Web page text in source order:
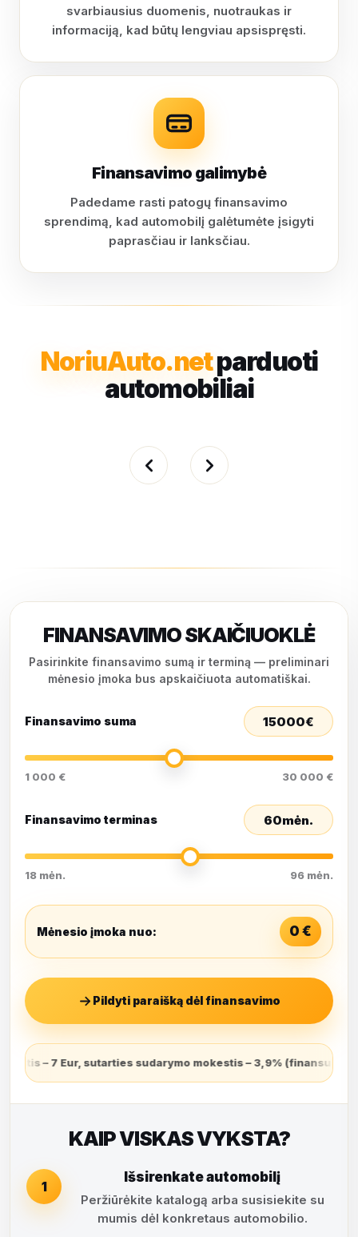
svarbiausius duomenis, nuotraukas ir
informaciją, kad būtų lengviau apsispręsti.
Finansavimo galimybė
Padedame rasti patogų finansavimo
sprendimą, kad automobilį galėtumėte įsigyti
paprasčiau ir lanksčiau.
NoriuAuto.netparduoti
automobiliai
FINANSAVIMO SKAIČIUOKLĖ
Pasirinkite finansavimo sumą ir terminą — preliminari
mėnesio įmoka bus apskaičiuota automatiškai.
Finansavimo suma 15000€
1 000 € 30 000 €
Finansavimo terminas 60mėn.
18 mėn. 96 mėn.
Mėnesio įmoka nuo: 0 €
Pildyti paraišką dėl finansavimo
mokestis – 3,9% (finansuojamas sutarties sudarymo
KAIP VISKAS VYKSTA?
1
Išsirenkate automobilį
Peržiūrėkite katalogą arba susisiekite su
mumis dėl konkretaus automobilio.